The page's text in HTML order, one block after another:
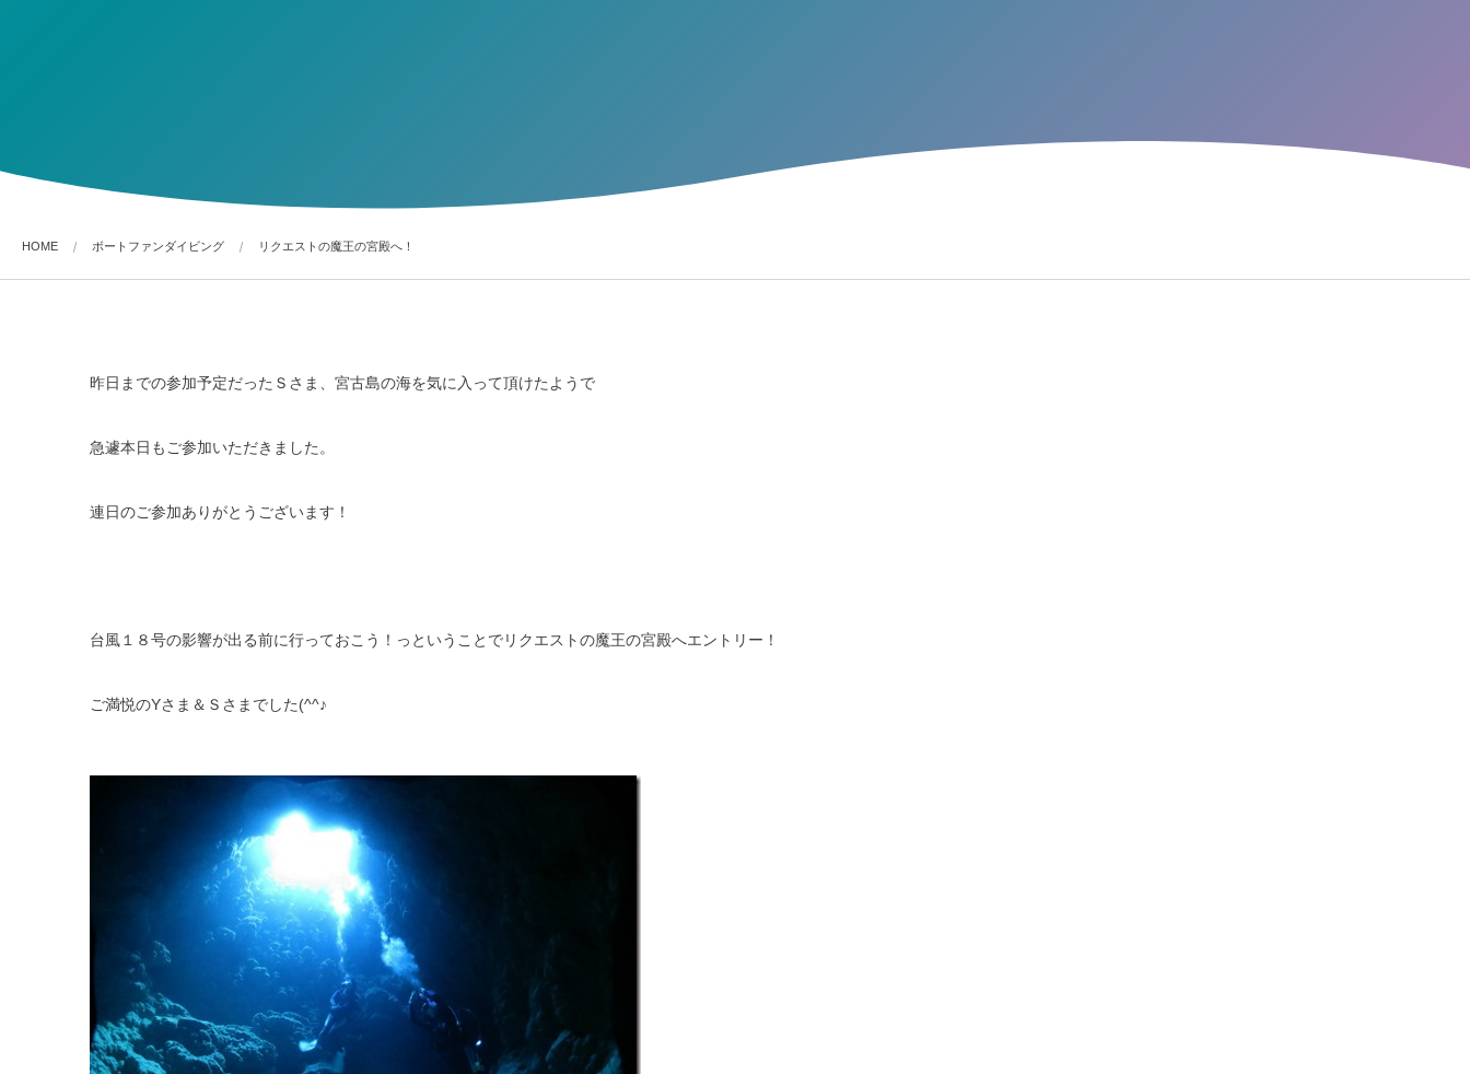
HOME ボートファンダイビング リクエストの魔王の宮殿へ！
昨日までの参加予定だったＳさま、宮古島の海を気に入って頂けたようで
急遽本日もご参加いただきました。
連日のご参加ありがとうございます！
台風１８号の影響が出る前に行っておこう！っということでリクエストの魔王の宮殿へエントリー！
ご満悦のYさま＆Ｓさまでした(^^♪